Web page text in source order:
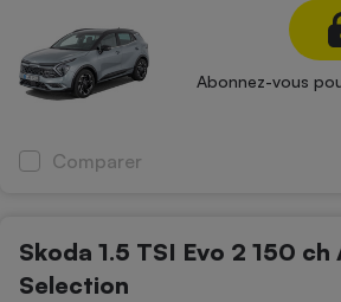
Abonnez-vous
Comparer
Skoda 1.5 TSI Evo 2 150 ch
Selection